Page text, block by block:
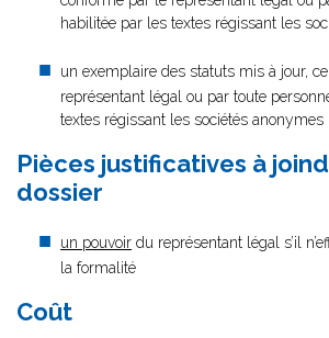
habilitée par les textes régissant les
un exemplaire des statuts mis à jour,
représentant légal ou par toute
textes régissant les sociétés anonymes
Pièces justificatives à
dossier
un pouvoir du représentant légal s’il
la formalité
Coût